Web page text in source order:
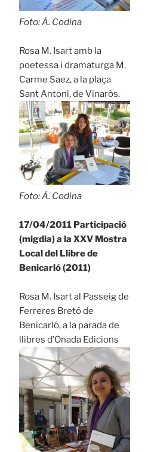
Foto: À. Codina
Rosa M. Isart amb la
poetessa i dramaturga M.
Carme Saez, a la plaça
Sant Antoni, de Vinaròs.
Foto: À. Codina
17/04/2011 Participació
(migdia) a la XXV Mostra
Local del Llibre de
Benicarló (2011)
Rosa M. Isart al Passeig de
Ferreres Bretó de
Benicarló, a la parada de
llibres d’Onada Edicions